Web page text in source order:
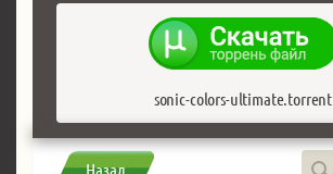
sonic-colors-ultimate.torrent
Назад